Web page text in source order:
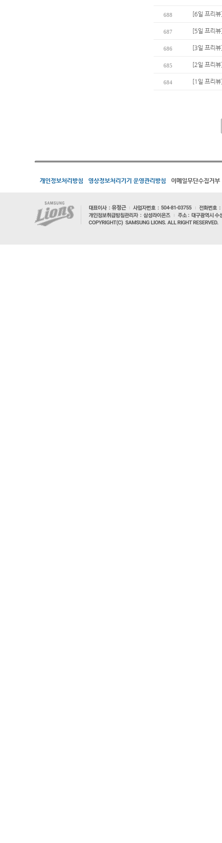
688 [6일 프리
687 [5일 프리
686 [3일 프리
685 [2일 프리
684 [1일 프리
개인정보처리방침 영상정보처리기기 운영관리방침 이메일무단수집거부